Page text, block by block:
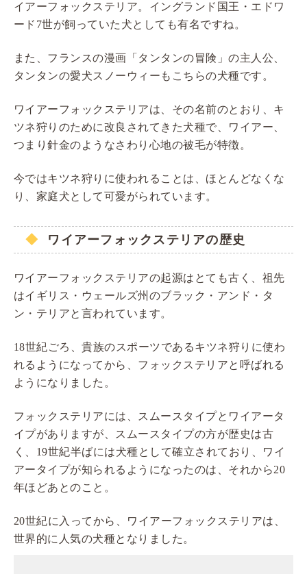
イアーフォックステリア。イングランド国王・エドワ
ード7世が飼っていた犬としても有名ですね。
また、フランスの漫画「タンタンの冒険」の主人公、
タンタンの愛犬スノーウィーもこちらの犬種です。
ワイアーフォックステリアは、その名前のとおり、キ
ツネ狩りのために改良されてきた犬種で、ワイアー、
つまり針金のようなさわり心地の被毛が特徴。
今ではキツネ狩りに使われることは、ほとんどなくな
り、家庭犬として可愛がられています。
ワイアーフォックステリアの歴史
ワイアーフォックステリアの起源はとても古く、祖先
はイギリス・ウェールズ州のブラック・アンド・タ
ン・テリアと言われています。
18世紀ごろ、貴族のスポーツであるキツネ狩りに使わ
れるようになってから、フォックステリアと呼ばれる
ようになりました。
フォックステリアには、スムースタイプとワイアータ
イプがありますが、スムースタイプの方が歴史は古
く、19世紀半ばには犬種として確立されており、ワイ
アータイプが知られるようになったのは、それから20
年ほどあとのこと。
20世紀に入ってから、ワイアーフォックステリアは、
世界的に人気の犬種となりました。